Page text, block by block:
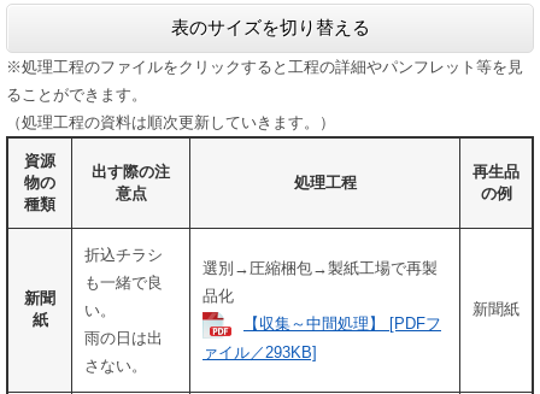
表のサイズを切り替える
※処理工程のファイルをクリックすると工程の詳細やパンフレット等を見
ることができます。
（処理工程の資料は順次更新していきます。）
資源
物の
種類
出す際の注
意点
処理工程
再生品
の例
新聞
紙
折込チラシ
も一緒で良
い。
雨の日は出
さない。
選別→圧縮梱包→製紙工場で再製
品化
【収集～中間処理】 [PDFフ
ァイル／293KB]
新聞紙